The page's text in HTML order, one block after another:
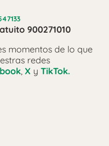
900271010
momentos de lo que
redes
, X y TikTok.